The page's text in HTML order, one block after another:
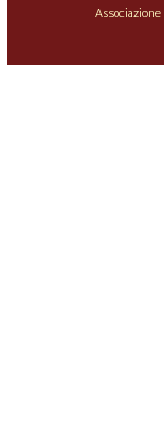
Associazione